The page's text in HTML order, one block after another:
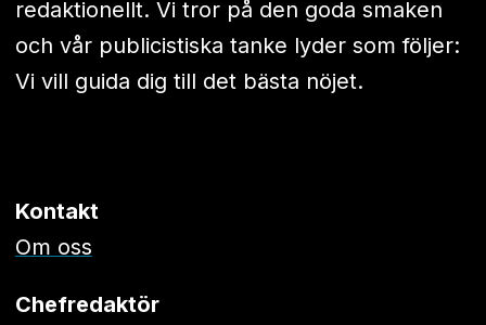
redaktionellt. Vi tror på den goda smaken
och vår publicistiska tanke lyder som följer:
Vi vill guida dig till det bästa nöjet.
Kontakt
Om oss
Chefredaktör